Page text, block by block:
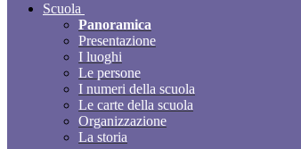
Scuola
Panoramica
Presentazione
I luoghi
Le persone
I numeri della scuola
Le carte della scuola
Organizzazione
La storia